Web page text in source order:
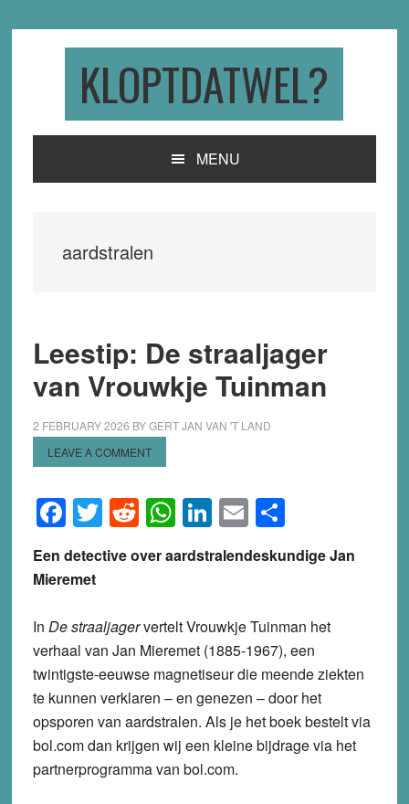
KLOPTDATWEL?
MENU
aardstralen
Leestip: De straaljager
van Vrouwkje Tuinman
2 FEBRUARY 2026 BYGERT JAN VAN 'T LAND
LEAVE A COMMENT
Facebook
Twitter
Reddit
WhatsApp
LinkedIn
EmailShare
Een detective over aardstralendeskundige Jan
Mieremet
In De straaljagervertelt Vrouwkje Tuinman het
verhaal van Jan Mieremet (1885-1967), een
twintigste-eeuwse magnetiseur die meende ziekten
te kunnen verklaren – en genezen – door het
opsporen van aardstralen. Als je het boek bestelt via
bol.com dan krijgen wij een kleine bijdrage via het
partnerprogramma van bol.com.